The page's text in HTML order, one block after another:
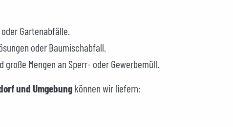
Gartenabfälle.
oder Baumischabfall.
Mengen an Sperr- oder Gewerbemüll.
und Umgebung können wir liefern: